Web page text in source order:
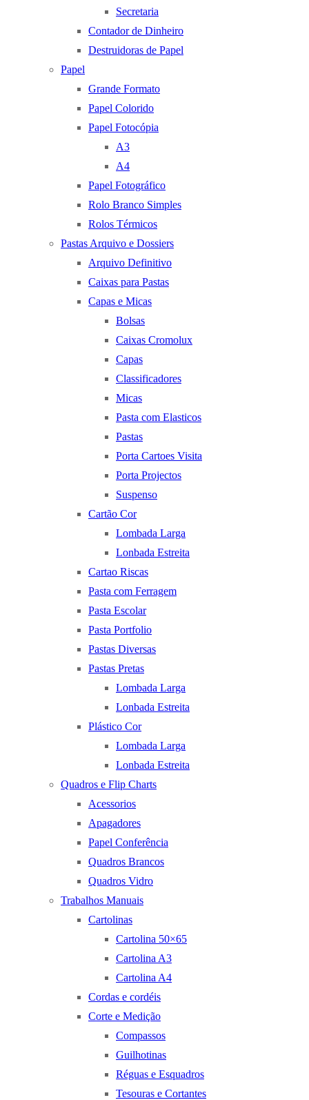
Secretaria
Contador de Dinheiro
Destruidoras de Papel
Papel
Grande Formato
Papel Colorido
Papel Fotocópia
A3
A4
Papel Fotográfico
Rolo Branco Simples
Rolos Térmicos
Pastas Arquivo e Dossiers
Arquivo Definitivo
Caixas para Pastas
Capas e Micas
Bolsas
Caixas Cromolux
Capas
Classificadores
Micas
Pasta com Elasticos
Pastas
Porta Cartoes Visita
Porta Projectos
Suspenso
Cartão Cor
Lombada Larga
Lonbada Estreita
Cartao Riscas
Pasta com Ferragem
Pasta Escolar
Pasta Portfolio
Pastas Diversas
Pastas Pretas
Lombada Larga
Lonbada Estreita
Plástico Cor
Lombada Larga
Lonbada Estreita
Quadros e Flip Charts
Acessorios
Apagadores
Papel Conferência
Quadros Brancos
Quadros Vidro
Trabalhos Manuais
Cartolinas
Cartolina 50×65
Cartolina A3
Cartolina A4
Cordas e cordéis
Corte e Medição
Compassos
Guilhotinas
Réguas e Esquadros
Tesouras e Cortantes